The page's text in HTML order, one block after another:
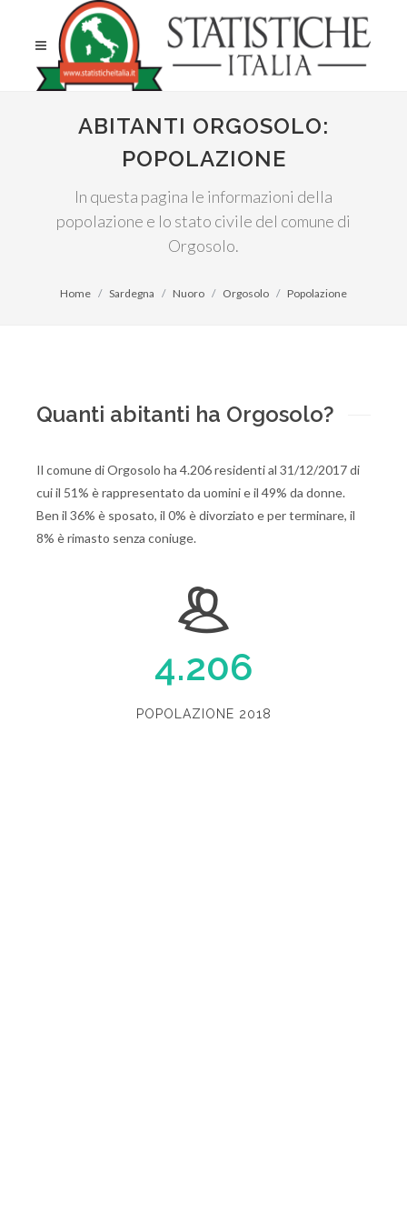
ABITANTI ORGOSOLO:
POPOLAZIONE
In questa pagina le informazioni della
popolazione e lo stato civile del comune di
Orgosolo.
Home Sardegna Nuoro Orgosolo Popolazione
Quanti abitanti ha Orgosolo?
Il comune di Orgosolo ha 4.206 residenti al 31/12/2017 di
cui il 51% è rappresentato da uomini e il 49% da donne.
Ben il 36% è sposato, il 0% è divorziato e per terminare, il
8% è rimasto senza coniuge.
4.206
POPOLAZIONE 2018